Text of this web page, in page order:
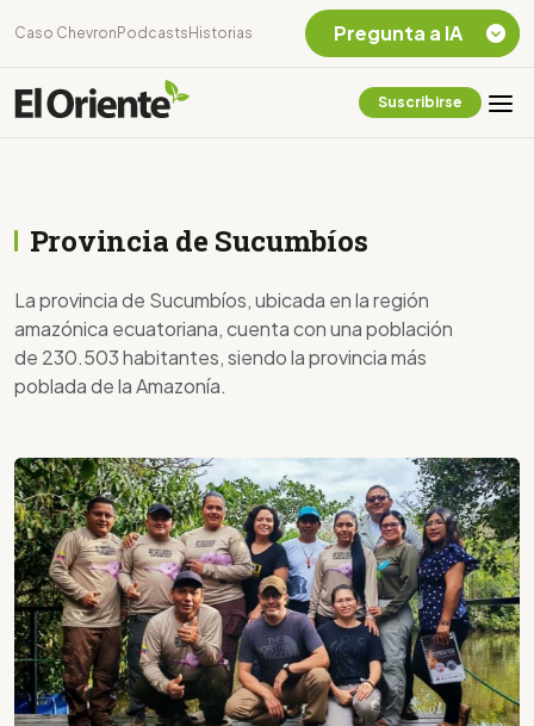
Caso Chevron Podcasts Historias
Suscribirse
Provincia de Sucumbíos
La provincia de Sucumbíos, ubicada en la región
amazónica ecuatoriana, cuenta con una población
de 230.503 habitantes, siendo la provincia más
poblada de la Amazonía.
Pregunta a IA
turísticos de la
Amazonia Ecuatoriana
¿En que consiste la
tasa minera que rige en
Ecuador?